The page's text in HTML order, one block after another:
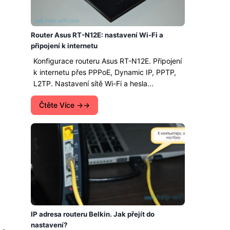
Router Asus RT-N12E: nastavení Wi-Fi a
připojení k internetu
Konfigurace routeru Asus RT-N12E. Připojení
k internetu přes PPPoE, Dynamic IP, PPTP,
L2TP. Nastavení sítě Wi-Fi a hesla...
Čtěte Více →
IP adresa routeru Belkin. Jak přejít do
nastavení?